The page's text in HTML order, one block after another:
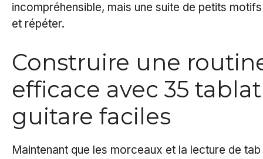
incompréhensible, mais une suite de petits
et répéter.
Construire une
efficace avec 35
guitare faciles
Maintenant que les morceaux et la lecture de